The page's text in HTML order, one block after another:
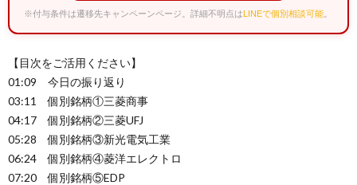
※付与条件は遷移先キャンペーンページ。詳細不明点はLINEで個別相談可能
【目次をご活用ください】
01:09 今日の振り返り
03:11 個別銘柄①三菱商事
04:17 個別銘柄②三菱UFJ
05:28 個別銘柄③新光電気工業
06:24 個別銘柄④菱洋エレクトロ
07:20 個別銘柄⑤EDP